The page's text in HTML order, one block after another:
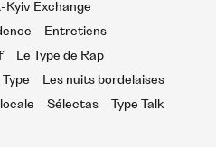
Kyiv Exchange
Entretiens
Le Type de Rap
Les nuits bordelaises
Sélectas Type Talk